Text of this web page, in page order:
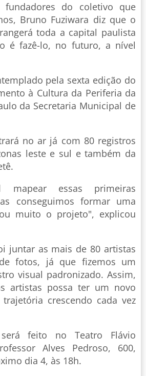
do coletivo que
Bruno Fuziwara diz que o
toda a capital paulista
é fazê-lo, no futuro, a nível
pela sexta edição do
à Cultura da Periferia da
da Secretaria Municipal de
no ar já com 80 registros
leste e sul e também da
essas primeiras
conseguimos formar uma
muito o projeto", explicou
juntar as mais de 80 artistas
fotos, já que fizemos um
visual padronizado. Assim,
artistas possa ter um novo
crescendo cada vez
feito no Teatro Flávio
Alves Pedroso, 600,
dia 4, às 18h.